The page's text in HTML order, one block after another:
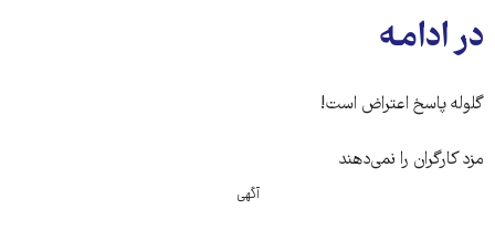
در ادامه
گلوله پاسخ اعتراض است!
مزد کارگران را نمی‌دهند
آگهی